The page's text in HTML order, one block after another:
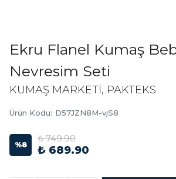
Ekru Flanel Kumaş
Nevresim Seti
KUMAŞ MARKETİ, PAKTEKS
Ürün Kodu: D57JZN8M-vjS8
%8
₺ 749.90
₺ 689.90